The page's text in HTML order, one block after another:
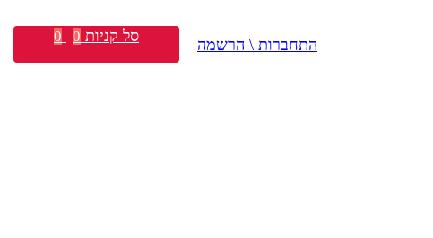
התחברות \ הרשמה סל קניות 0
0